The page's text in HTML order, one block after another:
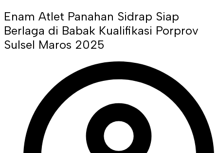
Enam Atlet Panahan Sidrap Siap
Berlaga di Babak Kualifikasi Porprov
Sulsel Maros 2025